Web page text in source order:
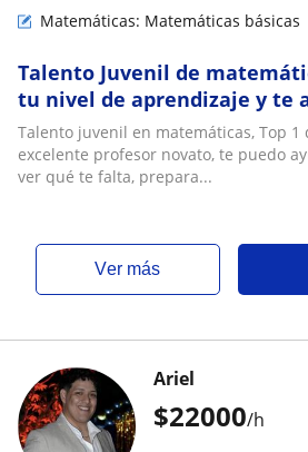
Matemáticas: Matemáticas básicas
Talento Juvenil de
tu nivel de aprendizaje y te
maximizar tu talento
Talento juvenil en matemáticas, Top 1
excelente profesor novato, te puedo
ver qué te falta, prepara...
ver más
$22000/h
Ariel